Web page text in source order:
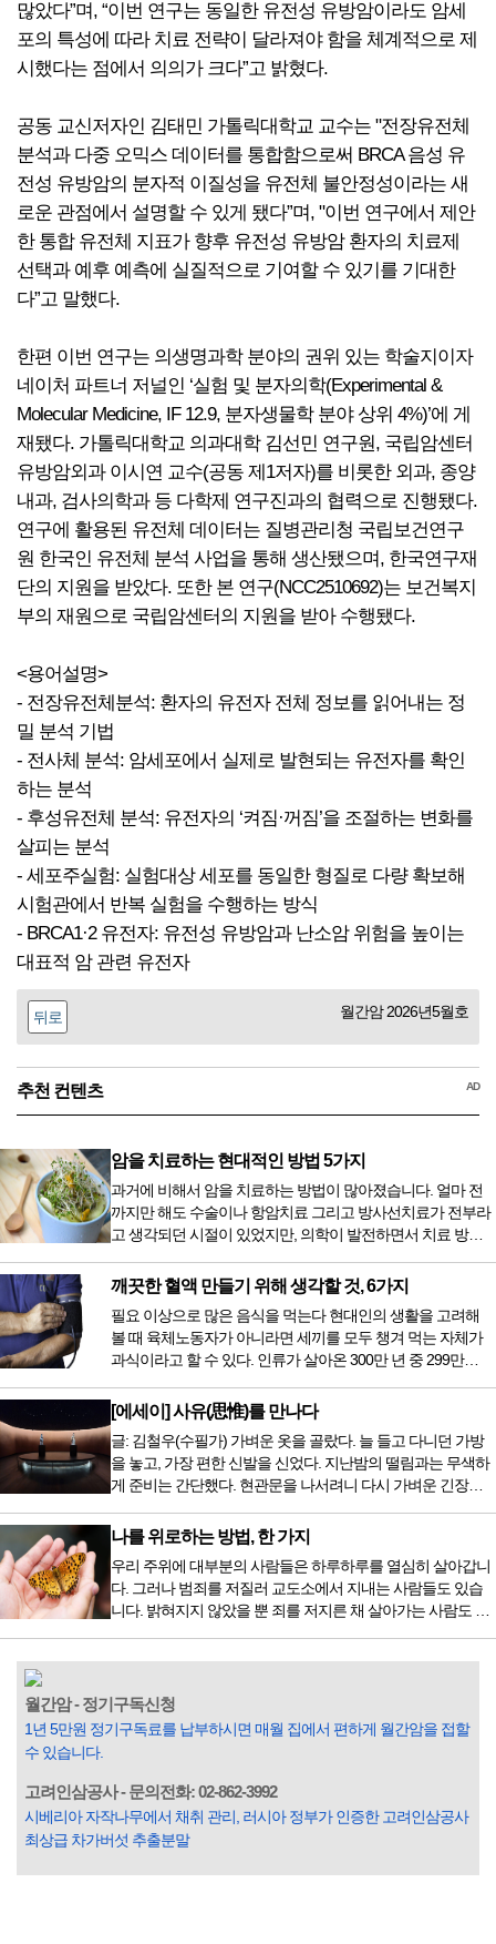
많았다”며, “이번 연구는 동일한 유전성 유방암이라도 암세
포의 특성에 따라 치료 전략이 달라져야 함을 체계적으로 제
시했다는 점에서 의의가 크다”고 밝혔다.
공동 교신저자인 김태민 가톨릭대학교 교수는 "전장유전체
분석과 다중 오믹스 데이터를 통합함으로써 BRCA 음성 유
전성 유방암의 분자적 이질성을 유전체 불안정성이라는 새
로운 관점에서 설명할 수 있게 됐다”며, "이번 연구에서 제안
한 통합 유전체 지표가 향후 유전성 유방암 환자의 치료제
선택과 예후 예측에 실질적으로 기여할 수 있기를 기대한
다”고 말했다.
한편 이번 연구는 의생명과학 분야의 권위 있는 학술지이자
네이처 파트너 저널인 ‘실험 및 분자의학(Experimental &
Molecular Medicine, IF 12.9, 분자생물학 분야 상위 4%)’에 게
재됐다. 가톨릭대학교 의과대학 김선민 연구원, 국립암센터
유방암외과 이시연 교수(공동 제1저자)를 비롯한 외과, 종양
내과, 검사의학과 등 다학제 연구진과의 협력으로 진행됐다.
연구에 활용된 유전체 데이터는 질병관리청 국립보건연구
원 한국인 유전체 분석 사업을 통해 생산됐으며, 한국연구재
단의 지원을 받았다. 또한 본 연구(NCC2510692)는 보건복지
부의 재원으로 국립암센터의 지원을 받아 수행됐다.
<용어설명>
- 전장유전체분석: 환자의 유전자 전체 정보를 읽어내는 정
밀 분석 기법
- 전사체 분석: 암세포에서 실제로 발현되는 유전자를 확인
하는 분석
- 후성유전체 분석: 유전자의 ‘켜짐·꺼짐’을 조절하는 변화를
살피는 분석
- 세포주실험: 실험대상 세포를 동일한 형질로 다량 확보해
시험관에서 반복 실험을 수행하는 방식
- BRCA1·2 유전자: 유전성 유방암과 난소암 위험을 높이는
대표적 암 관련 유전자
뒤로 월간암 2026년5월호
추천 컨텐츠 AD
암을 치료하는 현대적인 방법 5가지
과거에 비해서 암을 치료하는 방법이 많아졌습니다. 얼마 전
까지만 해도 수술이나 항암치료 그리고 방사선치료가 전부라
고 생각되던 시절이 있었지만, 의학이 발전하면서 치료 방법
오면서 암을 치료하는 방법이 하나 더 추가되었습니다. 중입
자 치료를 받기 위해서는 일본이나 독일 등 중입자 치료기가
있는 나라에 가서 힘들게 치료받았지만 얼마 전 국내 도입 후
전립선암 환자를 시작으로 중입자 치료기가 가동되었습니다.
치료 범위가 한정되어 모든 암 환자가 중입자 치료를 받을 수
는 없지만 치료...
깨끗한 혈액 만들기 위해 생각할 것, 6가지
필요 이상으로 많은 음식을 먹는다 현대인의 생활을 고려해
볼 때 육체노동자가 아니라면 세끼를 모두 챙겨 먹는 자체가
과식이라고 할 수 있다. 인류가 살아온 300만 년 중 299만
저녁을 습관적으로 음식을 섭취한다. 게다가 밤늦은 시간까지
음식을 먹거나, 아침에 식욕이 없는데도 ‘아침을 먹어야 하루
가 활기차다’라는 이야기에 사로잡혀 억지로 먹는 경우가 많
다. 식욕이 없다는 느낌은 본능이 보내는 신호다. 즉 먹어도 소
화할 힘이 없다거나 더 이상 먹으면 혈액 안에 잉여물...
[에세이] 사유(思惟)를 만나다
글: 김철우(수필가) 가벼운 옷을 골랐다. 늘 들고 다니던 가방
을 놓고, 가장 편한 신발을 신었다. 지난밤의 떨림과는 무색하
게 준비는 간단했다. 현관문을 나서려니 다시 가벼운 긴장감
막이 열리기 전. 그 특유의 무대 냄새를 맡았을 때의 긴장감 같
은 것이었다. 두 금동 미륵 반가사유상을 만나러 가는 길은 그
렇게 시작됐다. 두 반가사유상을 알게 된 것은 몇 해 전이었다.
잡지의 발행인으로 독자에게 선보일 좋은 콘텐츠를 고민하던
중 우리 문화재를 하나씩 소개하고자...
나를 위로하는 방법, 한 가지
우리 주위에 대부분의 사람들은 하루하루를 열심히 살아갑니
다. 그러나 범죄를 저질러 교도소에서 지내는 사람들도 있습
니다. 밝혀지지 않았을 뿐 죄를 저지른 채 살아가는 사람도 있
입힌다는 것입니다. 미꾸라지 한 마리가 시냇물을 흐린다는
옛말이 그저 허투루 생기지는 않은 듯합니다. 대부분의 사람
들은 열심히 살아갑니다. 그렇다고 97%의 사람들이 모두 착
월간암 - 정기구독신청
1년 5만원 정기구독료를 납부하시면 매월 집에서 편하게 월간암을 접할
수 있습니다.
고려인삼공사 - 문의전화: 02-862-3992
시베리아 자작나무에서 채취 관리, 러시아 정부가 인증한 고려인삼공사
최상급 차가버섯 추출분말